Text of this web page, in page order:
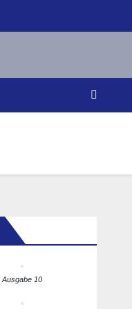
Ausgabe 10